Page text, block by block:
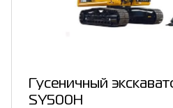
Гусеничный
SY500H